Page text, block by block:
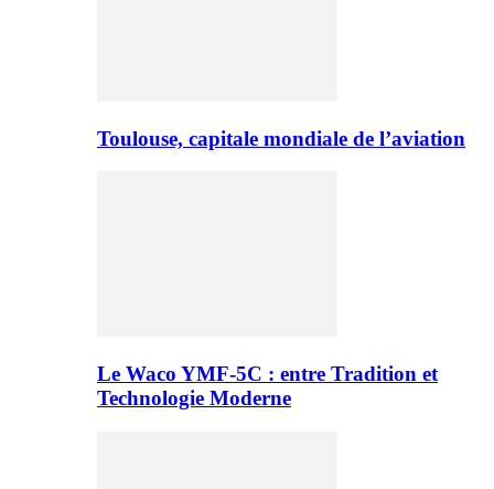
Toulouse, capitale mondiale de l’aviation
Le Waco YMF-5C : entre Tradition et
Technologie Moderne